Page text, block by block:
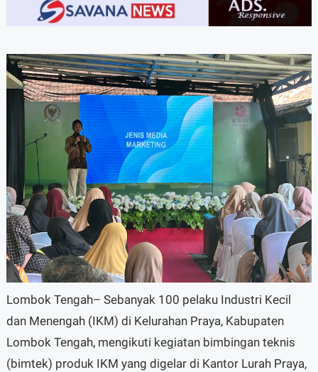
A- A+
Lombok Tengah– Sebanyak 100 pelaku Industri Kecil
dan Menengah (IKM) di Kelurahan Praya, Kabupaten
Lombok Tengah, mengikuti kegiatan bimbingan teknis
(bimtek) produk IKM yang digelar di Kantor Lurah Praya,